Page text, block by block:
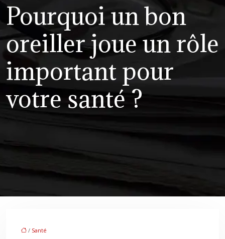
Pourquoi un bon
oreiller joue un rôle
important pour
votre santé ?
/ Santé